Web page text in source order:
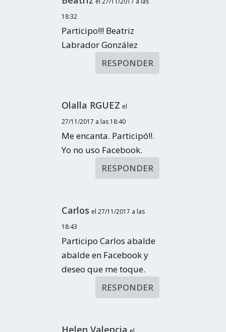
18:32
Participo!!! Beatriz
Labrador González
RESPONDER
Olalla RGUEZ el
27/11/2017 a las 18:40
Me encanta. Participó!!.
Yo no uso Facebook.
RESPONDER
Carlos el 27/11/2017 a las
18:43
Participo Carlos abalde
abalde en Facebook y
deseo que me toque.
RESPONDER